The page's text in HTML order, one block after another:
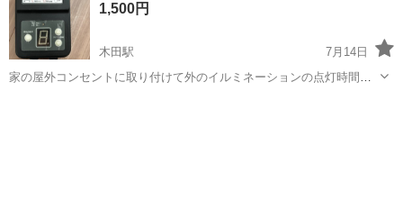
搬です。 【取扱製品情報】...
1,500円
木田駅
7月14日
家の屋外コンセントに取り付けて外のイルミネーションの点灯時間を